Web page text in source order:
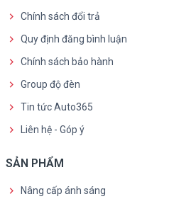
Chính sách đổi trả
Quy định đăng bình luận
Chính sách bảo hành
Group độ đèn
Tin tức Auto365
Liên hệ - Góp ý
SẢN PHẨM
Nâng cấp ánh sáng